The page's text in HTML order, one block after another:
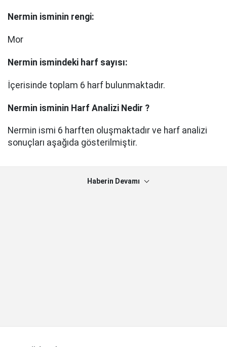
Nermin isminin rengi:
Mor
Nermin ismindeki harf sayısı:
İçerisinde toplam 6 harf bulunmaktadır.
Nermin isminin Harf Analizi Nedir ?
Nermin ismi 6 harften oluşmaktadır ve harf analizi
sonuçları aşağıda gösterilmiştir.
Haberin Devamı